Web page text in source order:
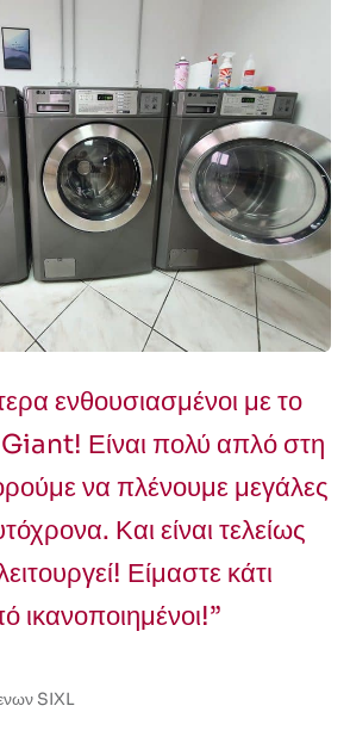
ενθουσιασμένοι με το
Είναι πολύ απλό στη
να πλένουμε μεγάλες
Και είναι τελείως
Είμαστε κάτι
SIXL